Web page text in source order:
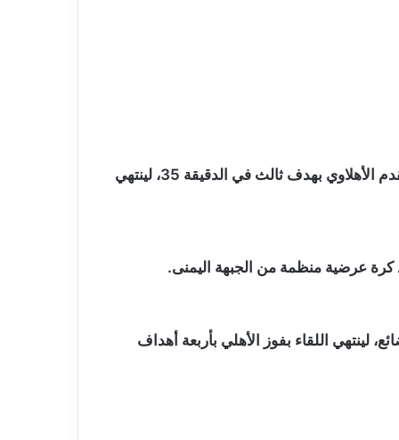
وكاد الملعب التونسي أن يسجل في الدقيقة 29، لكن تسديدته مرت بجوار القائم، قبل أن يعزز أشرف بن شرقي التقدم الأهلاوي بهدف ثالث في الدقيقة 35، لينتهي
لينتهي اللقاء بفوز الأهلي بأربعة أهداف